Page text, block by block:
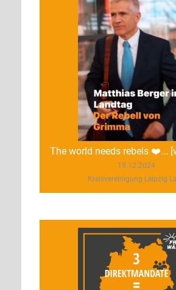
The world needs rebels ❤️...
19.12.2024
Kreisvereinigung Leipzig